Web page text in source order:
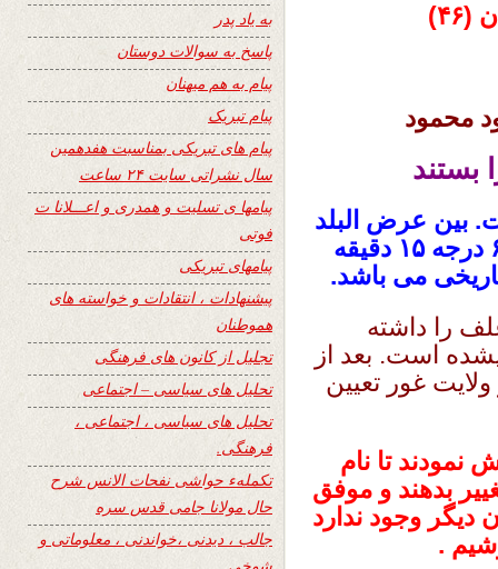
محمود
بستند
بین عرض البلد
۳۴ درجه ۳۲ دقیقه شمالی و طول البلد ۶۵ درجه ۱۵ دقیقه
می باشد.
را داشته
است. بعد از
ولایت غور تعیین
نمودند تا نام
بدهند و موفق
وجود ندارد
.
به یاد پدر
پاسخ به سوالات دوستان
پیام به هم میهنان
پیام تبریک
پیام های تبریکی بمناسبت هفدهمین
سال نشراتی سایت ۲۴ ساعت
پیامها ی تسلیت و همدری و اعـــلانا ت
فوتی
پیامهای تبریکی
پیشنهادات ، انتقادات و خواسته های
هموطنان
تجلیل از کانون های فرهنگی
تحلیل های سیاسی – اجتماعی
تحلیل های سیاسی ، اجتماعی ،
فرهنگی.
تکملهء حواشی نفحات الانس شرح
حال مولانا جامی قدس سره
جالب ، دیدنی ،خواندنی ، معلوماتی و